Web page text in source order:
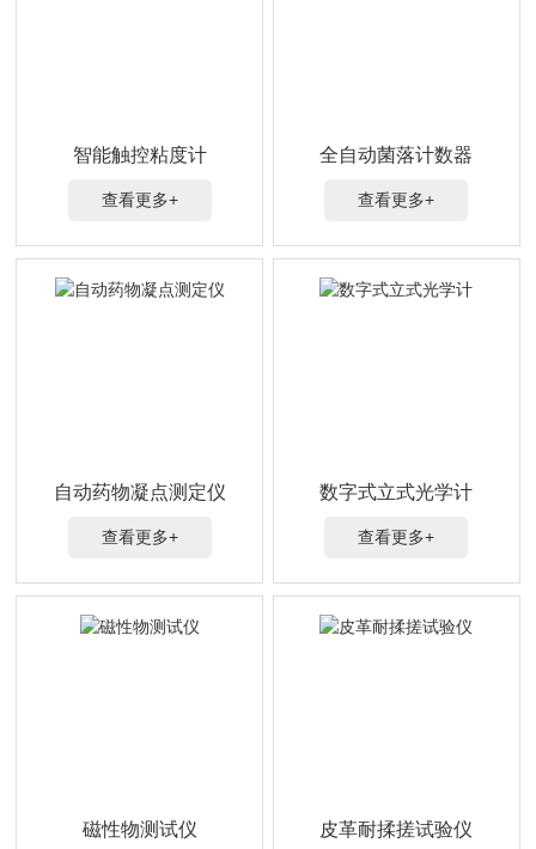
智能触控粘度计
查看更多+
全自动菌落计数器
查看更多+
自动药物凝点测定仪
查看更多+
数字式立式光学计
查看更多+
磁性物测试仪 皮革耐揉搓试验仪